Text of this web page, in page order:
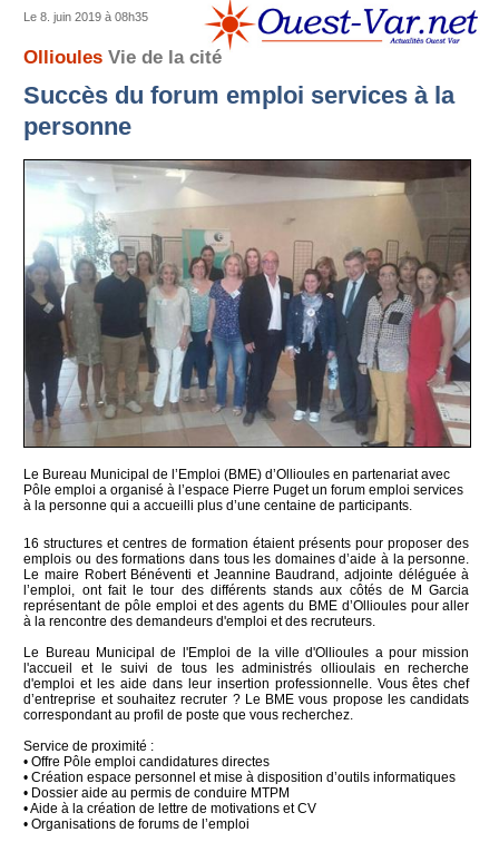
Le 8. juin 2019 à 08h35
OllioulesVie de la cité
Succès du forum emploi services à la
personne
Le Bureau Municipal de l’Emploi (BME) d’Ollioules en partenariat avec
Pôle emploi a organisé à l’espace Pierre Puget un forum emploi services
à la personne qui a accueilli plus d’une centaine de participants.
16 structures et centres de formation étaient présents pour proposer des
emplois ou des formations dans tous les domaines d’aide à la personne.
Le maire Robert Bénéventi et Jeannine Baudrand, adjointe déléguée à
l’emploi, ont fait le tour des différents stands aux côtés de M Garcia
représentant de pôle emploi et des agents du BME d’Ollioules pour aller
à la rencontre des demandeurs d'emploi et des recruteurs.
Le Bureau Municipal de l'Emploi de la ville d'Ollioules a pour mission
l'accueil et le suivi de tous les administrés ollioulais en recherche
d'emploi et les aide dans leur insertion professionnelle. Vous êtes chef
d’entreprise et souhaitez recruter ? Le BME vous propose les candidats
correspondant au profil de poste que vous recherchez.
Service de proximité :
• Offre Pôle emploi candidatures directes
• Création espace personnel et mise à disposition d’outils informatiques
• Dossier aide au permis de conduire MTPM
• Aide à la création de lettre de motivations et CV
• Organisations de forums de l’emploi